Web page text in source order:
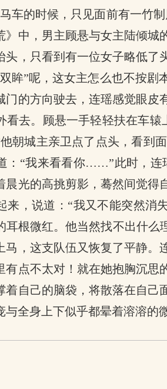
车的时候，只见面前有一竹
》中，男主顾悬与女主陆倾
头，只看到有一位女子略低
眸”呢，这女主怎么也不按
门的方向驶去，连瑶感觉眼
看去。顾悬一手轻轻扶在车
朝城主亲卫点了点头，看到
：“我来看看你……”此时，连
晨光的高挑剪影，蓦然间觉
来，说道：“我又不能突然消
耳根微红。他当然找不出什
马，这支队伍又恢复了平静
有点不太对！就在她抱胸沉
着自己的脑袋，将散落在自
与全身上下似乎都晕着溶溶的